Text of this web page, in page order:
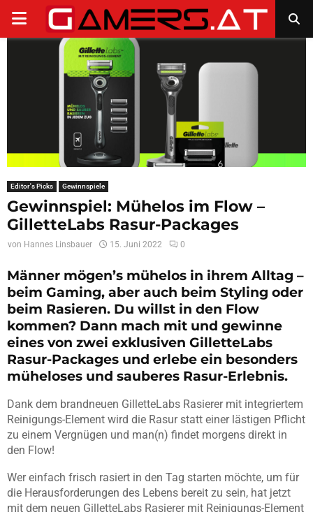
PRIMARY
Editor's Picks Gewinnspiele
Gewinnspiel: Mühelos im Flow –
GilletteLabs Rasur-Packages
von Hannes Linsbauer 15. Juni 2022 0
Männer mögen’s mühelos in ihrem Alltag –
beim Gaming, aber auch beim Styling oder
beim Rasieren. Du willst in den Flow
kommen? Dann mach mit und gewinne
eines von zwei exklusiven GilletteLabs
Rasur-Packages und erlebe ein besonders
müheloses und sauberes Rasur-Erlebnis.
Dank dem brandneuen GilletteLabs Rasierer mit integriertem
Reinigungs-Element wird die Rasur statt einer lästigen Pflicht
zu einem Vergnügen und man(n) findet morgens direkt in
den Flow!
Wer einfach frisch rasiert in den Tag starten möchte, um für
die Herausforderungen des Lebens bereit zu sein, hat jetzt
mit dem neuen GilletteLabs Rasierer mit Reinigungs-Element